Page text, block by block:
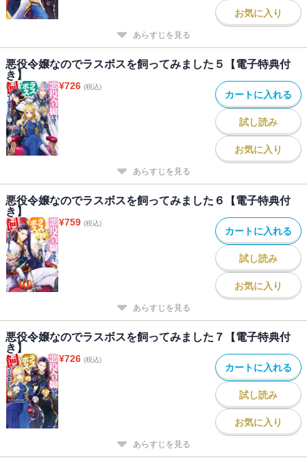
お気に入り
あらすじを見る
悪役令嬢なのでラスボスを飼ってみました５【電子特典付
き】
¥726 (税込)
カートに入れる
試し読み
お気に入り
あらすじを見る
悪役令嬢なのでラスボスを飼ってみました６【電子特典付
き】
¥759 (税込)
カートに入れる
試し読み
お気に入り
あらすじを見る
悪役令嬢なのでラスボスを飼ってみました７【電子特典付
き】
¥726 (税込)
カートに入れる
試し読み
お気に入り
あらすじを見る